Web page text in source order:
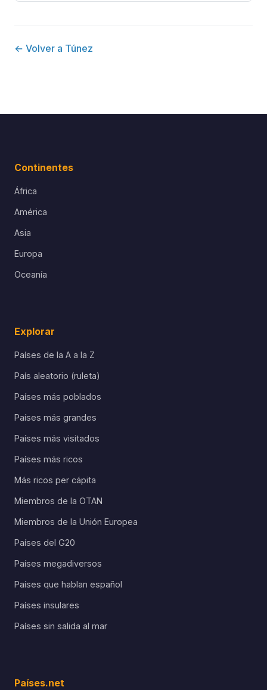
← Volver a Túnez
Continentes
África
América
Asia
Europa
Oceanía
Explorar
Países de la A a la Z
País aleatorio (ruleta)
Países más poblados
Países más grandes
Países más visitados
Países más ricos
Más ricos per cápita
Miembros de la OTAN
Miembros de la Unión Europea
Países del G20
Países megadiversos
Países que hablan español
Países insulares
Países sin salida al mar
Países.net